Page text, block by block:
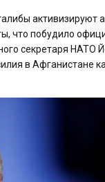
активизируют
что побудило
секретаря НАТО
в Афганистане